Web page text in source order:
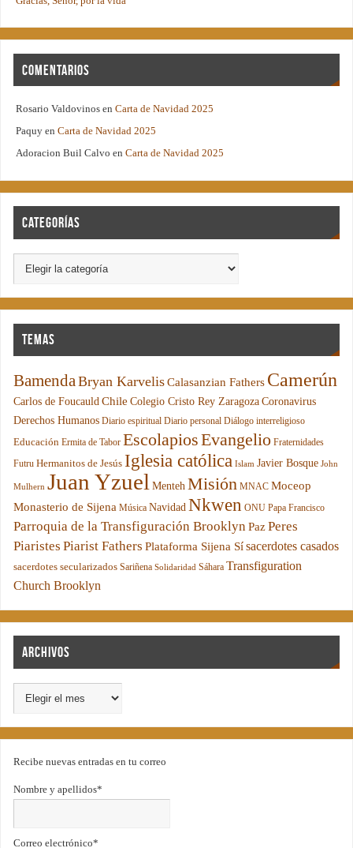
Comentarios
Rosario Valdovinos enCarta de Navidad 2025
Paquy enCarta de Navidad 2025
Adoracion Buil Calvo enCarta de Navidad 2025
Categorías
Temas
BamendaBryan KarvelisCalasanzian Fathers Camerún
Carlos de Foucauld Chile Colegio Cristo Rey Zaragoza Coronavirus
Derechos Humanos Diario espiritual Diario personal Diálogo interreligioso
Educación Ermita de Tabor EscolapiosEvangelio Fraternidades
Futru Hermanitos de Jesús Iglesia católica Islam Javier Bosque John
Mulhern Juan Yzuel Menteh Misión MNAC Moceop
Monasterio de Sijena Música Navidad Nkwen ONU Papa Francisco
Parroquia de la Transfiguración Brooklyn Paz Peres
Piaristes Piarist Fathers Plataforma Sijena Sí sacerdotes casados
sacerdotes secularizados Sariñena Solidaridad Sáhara Transfiguration
Church Brooklyn
Archivos
Recibe nuevas entradas en tu correo
Nombre y apellidos*
Correo electrónico*